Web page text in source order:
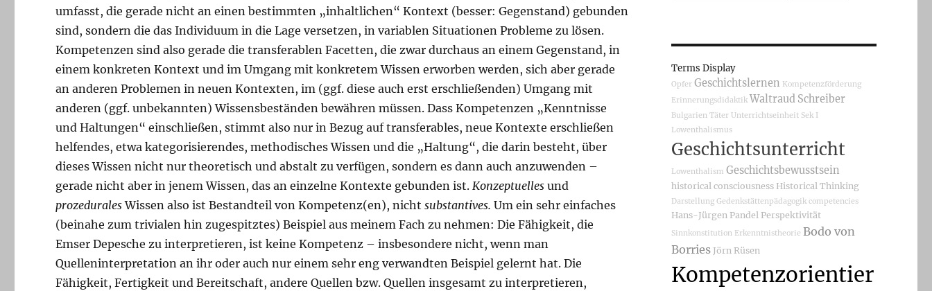
umfasst, die gerade nicht an einen bestimmten „inhaltlichen“ Kontext (besser: Gegenstand) gebunden
sind, sondern die das Individuum in die Lage versetzen, in variablen Situationen Probleme zu lösen.
Kompetenzen sind also gerade die transferablen Facetten, die zwar durchaus an einem Gegenstand, in
einem konkreten Kontext und im Umgang mit konkretem Wissen erworben werden, sich aber gerade
an anderen Problemen in neuen Kontexten, im (ggf. diese auch erst erschließenden) Umgang mit
anderen (ggf. unbekannten) Wissensbeständen bewähren müssen. Dass Kompetenzen „Kenntnisse
und Haltungen“ einschließen, stimmt also nur in Bezug auf transferables, neue Kontexte erschließen
helfendes, etwa kategorisierendes, methodisches Wissen und die „Haltung“, die darin besteht, über
dieses Wissen nicht nur theoretisch und abstalt zu verfügen, sondern es dann auch anzuwenden –
gerade nicht aber in jenem Wissen, das an einzelne Kontexte gebunden ist.Konzeptuelles und
prozeduralesWissen also ist Bestandteil von Kompetenz(en), nicht substantives.Um ein sehr einfaches
(beinahe zum trivialen hin zugespitztes) Beispiel aus meinem Fach zu nehmen: Die Fähigkeit, die
Emser Depesche zu interpretieren, ist keine Kompetenz – insbesondere nicht, wenn man
Quelleninterpretation an ihr oder auch nur einem sehr eng verwandten Beispiel gelernt hat. Die
Fähigkeit, Fertigkeit und Bereitschaft, andere Quellen bzw. Quellen insgesamt zu interpretieren,
Terms Display
Opfer Geschichtslernen Kompetenzförderung
Erinnerungsdidaktik Waltraud Schreiber
Bulgarien Täter Unterrichtseinheit Sek I
Lowenthalismus
Geschichtsunterricht
Lowenthalism Geschichtsbewusstsein
historical consciousness Historical Thinking
Darstellung Gedenkstättenpädagogik competencies
Hans-Jürgen Pandel Perspektivität
Sinnkonstitution Erkenntnistheorie Bodo von
Borries Jörn Rüsen
Kompetenzorientier